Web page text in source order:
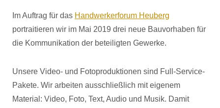
Im Auftrag für das Handwerkerforum Heuberg
portraitieren wir im Mai 2019 drei neue Bauvorhaben für
die Kommunikation der beteiligten Gewerke.
Unsere Video- und Fotoproduktionen sind Full-Service-
Pakete. Wir arbeiten ausschließlich mit eigenem
Material: Video, Foto, Text, Audio und Musik. Damit